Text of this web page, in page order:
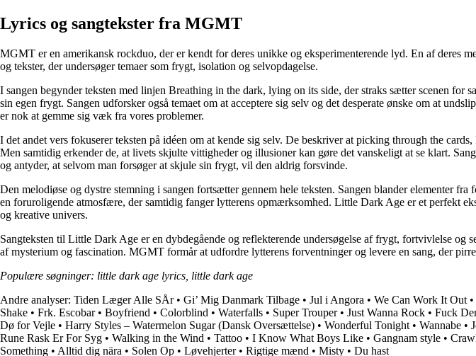
Lyrics og sangtekster fra MGMT
MGMT er en amerikansk rockduo, der er kendt for deres unikke og eksperimenterende lyd. En af
og tekster, der undersøger temaer som frygt, isolation og selvopdagelse.
I sangen begynder teksten med linjen Breathing in the dark, lying on its side, der straks sætter scenen
sin egen frygt. Sangen udforsker også temaet om at acceptere sig selv og det desperate ønske om at
er nok at gemme sig væk fra vores problemer.
I det andet vers fokuserer teksten på idéen om at kende sig selv. De beskriver at picking through the
Men samtidig erkender de, at livets skjulte vittigheder og illusioner kan gøre det vanskeligt at se klart.
og antyder, at selvom man forsøger at skjule sin frygt, vil den aldrig forsvinde.
Den melodiøse og dystre stemning i sangen fortsætter gennem hele teksten. Sangen blander elementer
en foruroligende atmosfære, der samtidig fanger lytterens opmærksomhed. Little Dark Age er et perfekt
og kreative univers.
Sangteksten til Little Dark Age er en dybdegående og reflekterende undersøgelse af frygt, fortvivlelse og
af mysterium og fascination. MGMT formår at udfordre lytterens forventninger og levere en sang, der
Populære søgninger: little dark age lyrics, little dark age
Andre analyser: Tiden Læger Alle SÅr• Gi’ Mig Danmark Tilbage • Jul i Angora • We Can Work It Out •
Shake • Frk. Escobar• Boyfriend • Colorblind • Waterfalls • Super Trouper• Just Wanna Rock • Fuck
Dø for Vejle • Harry Styles – Watermelon Sugar (Dansk Oversættelse) • Wonderful Tonight • Wannabe •
Rune Rask Er For Syg • Walking in the Wind • Tattoo • I Know What Boys Like • Gangnam style •
Something • Alltid dig nära • Solen Op • Løvehjerter• Rigtige mænd • Misty • Du hast